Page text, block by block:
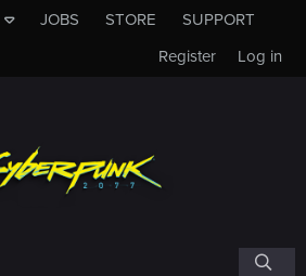
JOBS STORE
SUPPORT
Log in
Register